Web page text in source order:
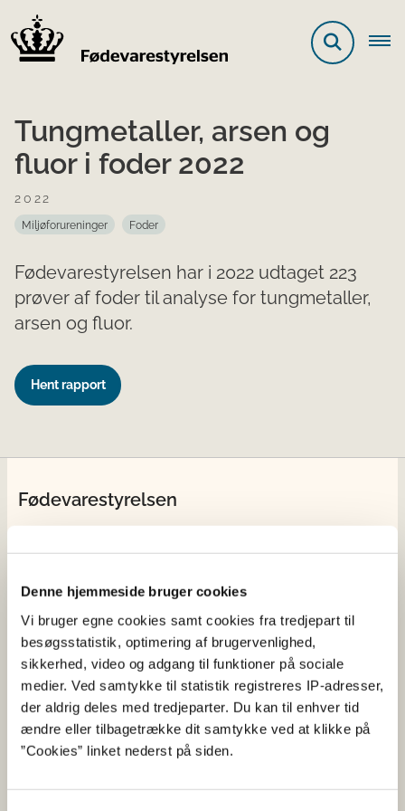
Denne hjemmeside bruger cookies
Vi bruger egne cookies samt cookies fra tredjepart til
besøgsstatistik, optimering af brugervenlighed,
sikkerhed, video og adgang til funktioner på sociale
medier. Ved samtykke til statistik registreres IP-adresser,
der aldrig deles med tredjeparter. Du kan til enhver tid
ændre eller tilbagetrække dit samtykke ved at klikke på
”Cookies” linket nederst på siden.
Tungmetaller, arsen og
fluor i foder 2022
2022
Miljøforureninger Foder
Fødevarestyrelsen har i 2022 udtaget 223
prøver af foder til analyse for tungmetaller,
arsen og fluor.
Hent rapport
Fødevarestyrelsen
Erhvervsministeriet. Styrelsen arbejder med hele
dyresundhed og sikker, sund mad. Vi står bag De
officielle Kostråd og smileykontroller, som du kender
fra cafeer, restauranter og supermarkeder.
Kontakt
Fødevarestyrelsen
Stationsparken 31-33